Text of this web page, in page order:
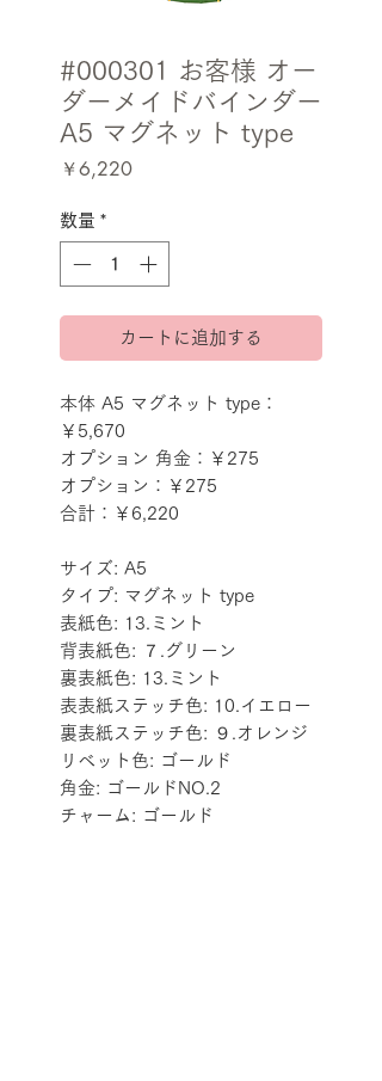
#000301 お客様 オー
ダーメイドバインダー
A5 マグネット type
￥6,220価
数量 *
カートに追加する
本体 A5 マグネット type：
￥5,670
オプション 角金：￥275
オプション：￥275
合計：￥6,220
サイズ: A5
タイプ: マグネット type
表紙色: 13.ミント
背表紙色: ７.グリーン
裏表紙色: 13.ミント
表表紙ステッチ色: 10.イエロー
裏表紙ステッチ色: ９.オレンジ
リベット色: ゴールド
角金: ゴールドNO.2
チャーム: ゴールド